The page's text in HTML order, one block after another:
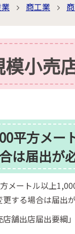
商工業
小売
平方メー
は届出が
メートル以上
する場合は届出が
舗出店届出要綱